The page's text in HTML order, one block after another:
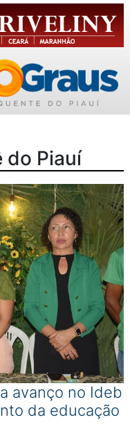
do Piauí
avanço no Ideb
da educação